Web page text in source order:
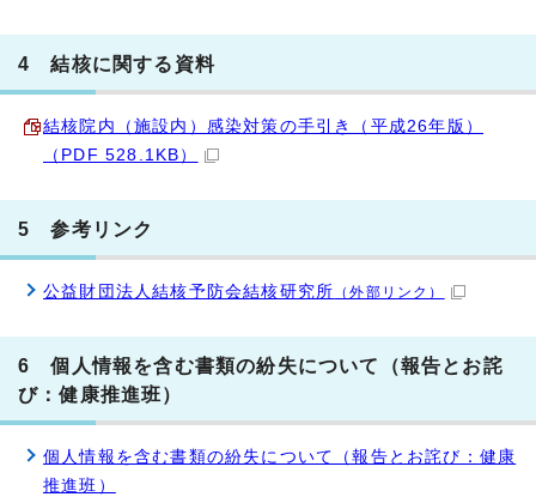
4 結核に関する資料
結核院内（施設内）感染対策の手引き（平成26年版）
（PDF 528.1KB）
5 参考リンク
公益財団法人結核予防会結核研究所 （外部リンク）
6 個人情報を含む書類の紛失について（報告とお詫
び：健康推進班）
個人情報を含む書類の紛失について（報告とお詫び：健康
推進班）